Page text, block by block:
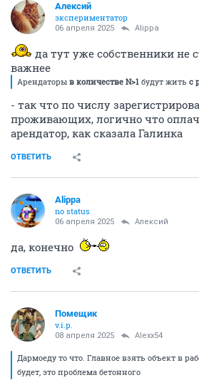
Алексий
экспериментатор
06 апреля 2025 Alippa
да тут уже собственники не
важнее
Арендаторы в количестве N>1 будут жить с
- так что по числу
проживающих, логично что
арендатор, как сказала Галинка
ОТВЕТИТЬ
Alippa
no status
06 апреля 2025 Алексий
да, конечно
ОТВЕТИТЬ
Помещик
v.i.p.
08 апреля 2025 Alexx54
Дармоеду то что. Главное взять объект в
будет, это проблема бетонного